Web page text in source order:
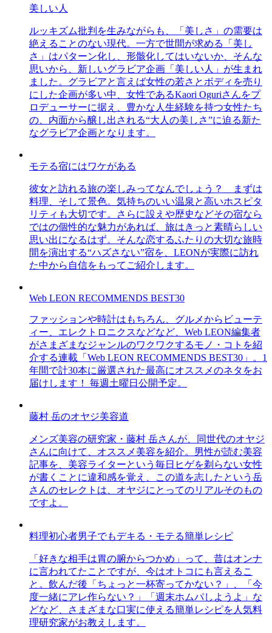
美しい人
ルッキズム批判を生みながらも、「美しさ」の需要は
絶えることのない現代。一方で世間が求める「美し
さ」はパターン化し、形骸化してはいないか、そんな
思いから、新しいグラビア企画「美しい人」が生まれ
ました。グラビアと言えば女性の若さとボディを売り
にした企画が多い中、女性であるKaori Oguriさんをプ
ロデューサーに据え、豊かな人生経験を持つ女性たち
の、内面から醸し出される“大人の美しさ”に迫る新た
なグラビア企画となります。
モテる宿にはワケがある
彼女と訪れる旅の楽しみってなんでしょう？ まずは
料理、そして景色。気持ちのいい温泉と高いホスピタ
リティも大切です。さらに設えや歴史などその宿なら
ではの個性的な魅力があれば、旅はきっと素晴らしい
思い出になるはず。そんな恋するふたりの大切な旅時
間を演出する“ハズさない”宿を、LEONが実際に訪れ
た中から自信をもってご紹介します。
Web LEON RECOMMENDS BEST30
ファッションや時計はもちろん、グルメからビューテ
ィー、エレクトロニクスなどなど、Web LEON編集者
がさまざまなジャンルのワクワクするモノ・コトを紹
介する連載「Web LEON RECOMMENDS BEST30」。1
年間で計30本に厳選された最高にオススメのネタをお
届けします！ 毎週土曜日公開予定。
藤村 岳のオヤジ美容道
メンズ美容の研究家・藤村 岳さんが、同世代のオヤジ
さんに向けて、オススメ美容を紹介。男性が読む美容
記事を、美容ライターという毎日ヒゲを剃らない女性
が書くことに違和感を覚え、この道を志したという岳
さんのセレクトは、オヤジにとってのリアルそのもの
ですよ。
料理初心者男子でもデキる・モテる簡単レシピ
「好きな相手は胃の腑からつかめ」って、昔はオンナ
に言われてたことですが、今はオトコにも言えるこ
と。飲んだ後「ちょっと一杯寄ってかない？」、「今
度一緒にアレ作らない？」「週末ホムパしようよ」な
どなど、さまざまな口実に使える簡単レシピを人気料
理研究家がお教えします。